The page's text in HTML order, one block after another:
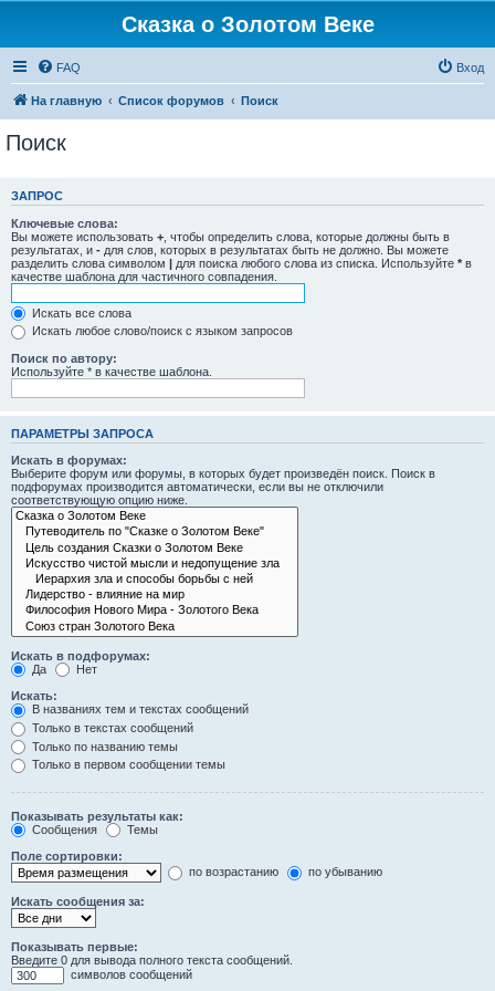
Сказка о Золотом Веке
FAQ Вход
На главную Список форумов Поиск
Поиск
ЗАПРОС
Ключевые слова:
Вы можете использовать + , чтобы определить слова, которые должны быть в
результатах, и - для слов, которых в результатах быть не должно. Вы можете
разделить слова символом | для поиска любого слова из списка. Используйте * в
качестве шаблона для частичного совпадения.
Искать все слова
Искать любое слово/поиск с языком запросов
Поиск по автору:
Используйте * в качестве шаблона.
ПАРАМЕТРЫ ЗАПРОСА
Искать в форумах:
Выберите форум или форумы, в которых будет произведён поиск. Поиск в
подфорумах производится автоматически, если вы не отключили
соответствующую опцию ниже.
Искать в подфорумах:
Да
Нет
Искать:
В названиях тем и текстах сообщений
Только в текстах сообщений
Только по названию темы
Только в первом сообщении темы
Показывать результаты как:
Сообщения
Темы
Поле сортировки:
по возрастанию
по убыванию
Искать сообщения за:
Показывать первые:
Введите 0 для вывода полного текста сообщений.
символов сообщений